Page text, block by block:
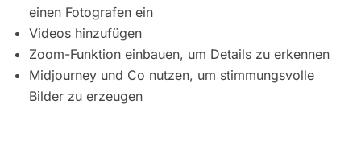
einen Fotografen ein
Videos hinzufügen
Zoom-Funktion einbauen, um Details zu erkennen
Midjourney und Co nutzen, um stimmungsvolle
Bilder zu erzeugen